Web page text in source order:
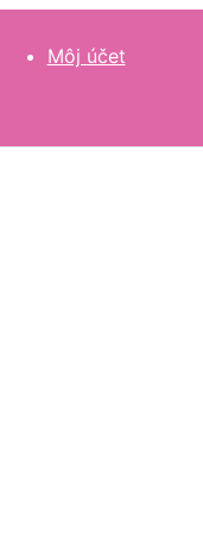
Môj účet